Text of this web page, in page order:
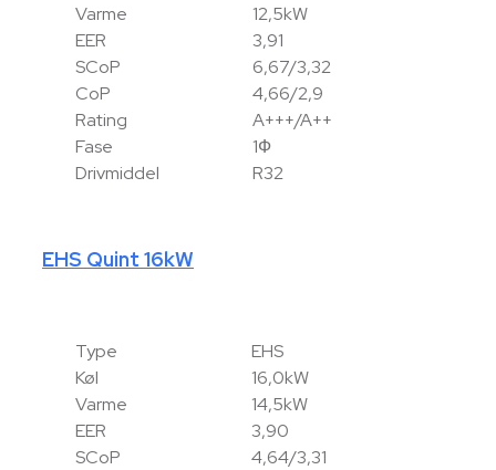
Varme
12,5kW
EER
3,91
SCoP
6,67/3,32
CoP
4,66/2,9
Rating
A+++/A++
Fase
1Ф
Drivmiddel
R32
EHS Quint 16kW
Type
EHS
Køl
16,0kW
Varme
14,5kW
EER
3,90
SCoP
4,64/3,31